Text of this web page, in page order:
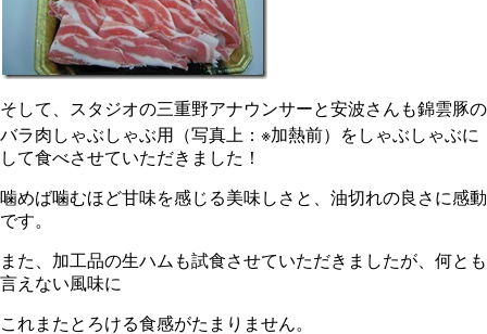
そして、スタジオの三重野アナウンサーと安波さんも錦雲豚の
バラ肉しゃぶしゃぶ用（写真上：※加熱前）をしゃぶしゃぶに
して食べさせていただきました！
噛めば噛むほど甘味を感じる美味しさと、油切れの良さに感動
です。
また、加工品の生ハムも試食させていただきましたが、何とも
言えない風味に
これまたとろける食感がたまりません。